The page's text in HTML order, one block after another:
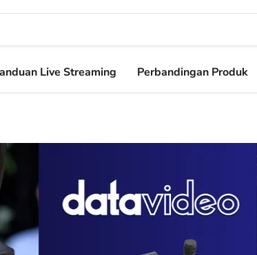
Live Streaming Perbandingan Produk